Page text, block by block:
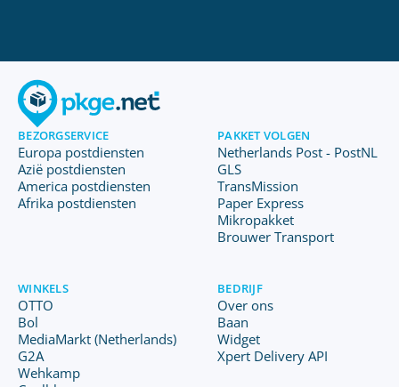
BEZORGSERVICE
Europa postdiensten
Azië postdiensten
America postdiensten
Afrika postdiensten
PAKKET VOLGEN
Netherlands Post - PostNL
GLS
TransMission
Paper Express
Mikropakket
Brouwer Transport
WINKELS
OTTO
Bol
MediaMarkt (Netherlands)
G2A
Wehkamp
BEDRIJF
Over ons
Baan
Widget
Xpert Delivery API